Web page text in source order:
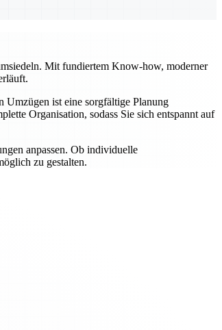
Mit fundiertem Know-how, moderner
Umzügen ist eine sorgfältige Planung
Organisation, sodass Sie sich entspannt auf
anpassen. Ob individuelle
zu gestalten.